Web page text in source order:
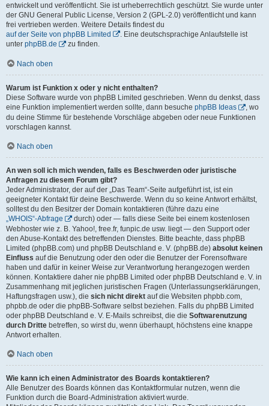
entwickelt und veröffentlicht. Sie ist urheberrechtlich geschützt. Sie wurde unter
der GNU General Public License, Version 2 (GPL-2.0) veröffentlicht und kann
frei vertrieben werden. Weitere Details findest du
auf der Seite von phpBB Limited
. Eine deutschsprachige Anlaufstelle ist
unter phpBB.de zu finden.
Nach oben
Warum ist Funktion x oder y nicht enthalten?
Diese Software wurde von phpBB Limited geschrieben. Wenn du denkst, dass
eine Funktion implementiert werden sollte, dann besuche phpBB Ideas
, wo
du deine Stimme für bestehende Vorschläge abgeben oder neue Funktionen
vorschlagen kannst.
Nach oben
An wen soll ich mich wenden, falls es Beschwerden oder juristische
Anfragen zu diesem Forum gibt?
Jeder Administrator, der auf der „Das Team“-Seite aufgeführt ist, ist ein
geeigneter Kontakt für deine Beschwerde. Wenn du so keine Antwort erhältst,
solltest du den Besitzer der Domain kontaktieren (führe dazu eine
„WHOIS“-Abfrage
durch) oder — falls diese Seite bei einem kostenlosen
Webhoster wie z. B. Yahoo!, free.fr, funpic.de usw. liegt — den Support oder
den Abuse-Kontakt des betreffenden Dienstes. Bitte beachte, dass phpBB
Limited (phpBB.com) und phpBB Deutschland e. V. (phpBB.de) absolut keinen
Einfluss auf die Benutzung oder den oder die Benutzer der Forensoftware
haben und dafür in keiner Weise zur Verantwortung herangezogen werden
können. Kontaktiere daher nie phpBB Limited oder phpBB Deutschland e. V. in
Zusammenhang mit jeglichen juristischen Fragen (Unterlassungserklärungen,
Haftungsfragen usw.), die sich nicht direkt auf die Websiten phpbb.com,
phpbb.de oder die phpBB-Software selbst beziehen. Falls du phpBB Limited
oder phpBB Deutschland e. V. E-Mails schreibst, die die Softwarenutzung
durch Dritte betreffen, so wirst du, wenn überhaupt, höchstens eine knappe
Antwort erhalten.
Nach oben
Wie kann ich einen Administrator des Boards kontaktieren?
Alle Benutzer des Boards können das Kontaktformular nutzen, wenn die
Funktion durch die Board-Administration aktiviert wurde.